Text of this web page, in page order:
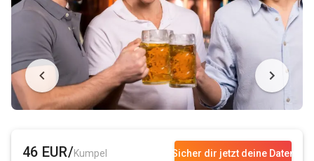
Sicher dir jetzt deine Daten
46 EUR/Kumpel